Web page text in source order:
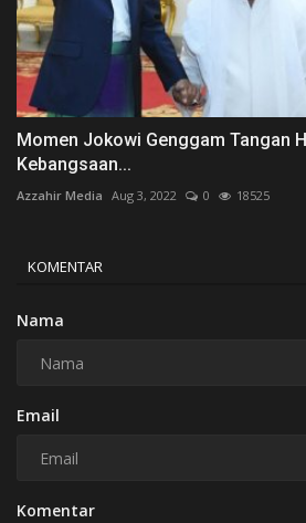
Momen Jokowi Genggam Tangan
Kebangsaan...
Azzahir Media Aug 3, 2022 0 18525
KOMENTAR
Nama
Email
Komentar